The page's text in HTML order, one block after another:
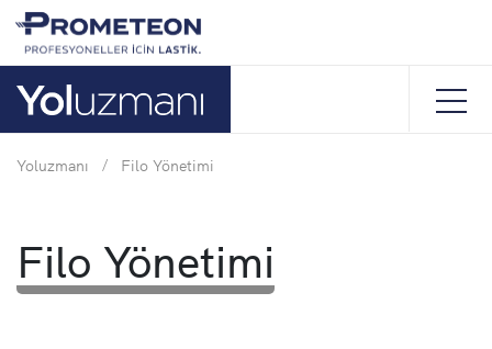
Yoluzmanı / Filo Yönetimi
Filo Yönetimi